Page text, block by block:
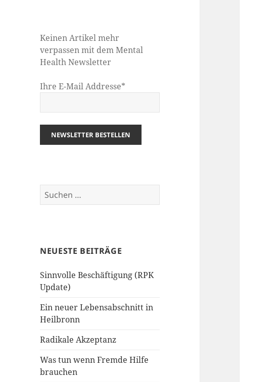
Keinen Artikel mehr
verpassen mit dem Mental
Health Newsletter
Ihre E-Mail Addresse*
Suchen
nach:
NEUESTE BEITRÄGE
Sinnvolle Beschäftigung (RPK
Update)
Ein neuer Lebensabschnitt in
Heilbronn
Radikale Akzeptanz
Was tun wenn Fremde Hilfe
brauchen